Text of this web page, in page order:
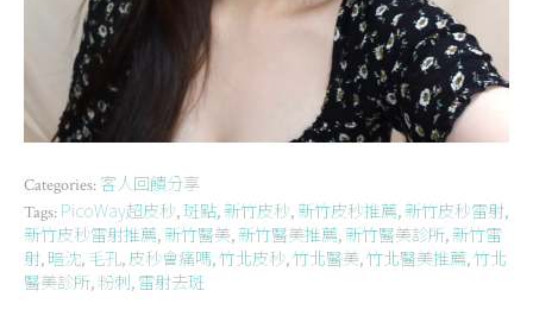
Categories: 客人回饋分享
Tags: PicoWay超皮秒,斑點, 新竹皮秒, 新竹皮秒推薦, 新竹皮秒雷射,
新竹皮秒雷射推薦, 新竹醫美, 新竹醫美推薦, 新竹醫美診所, 新竹雷
射, 暗沈, 毛孔, 皮秒會痛嗎,竹北皮秒,竹北醫美,竹北醫美推薦,竹北
醫美診所,粉刺, 雷射去斑